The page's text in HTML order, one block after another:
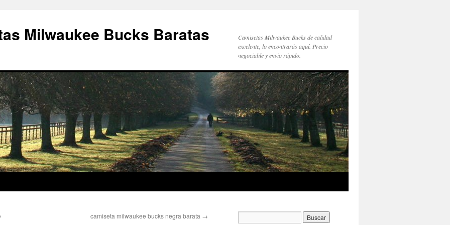
Milwaukee Bucks Baratas
Camisetas Milwaukee Bucks de calidad
excelente, lo encontrarás aquí. Precio
negociable y envío rápido.
camiseta milwaukee bucks negra barata →